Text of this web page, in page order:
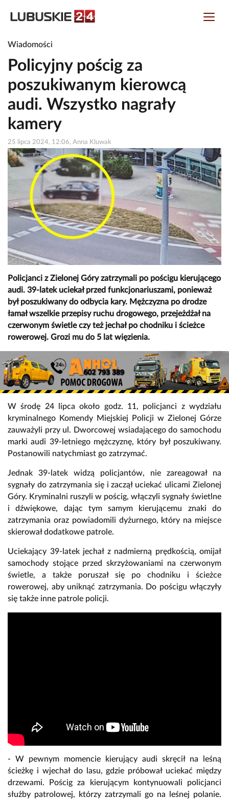
Wiadomości
Policyjny pościg za
poszukiwanym kierowcą
audi. Wszystko nagrały
kamery
25 lipca 2024, 12:06, Anna Kluwak
Policjanci z Zielonej Góry zatrzymali po pościgu kierującego
audi. 39-latek uciekał przed funkcjonariuszami, ponieważ
był poszukiwany do odbycia kary. Mężczyzna po drodze
łamał wszelkie przepisy ruchu drogowego, przejeżdżał na
czerwonym świetle czy też jechał po chodniku i ścieżce
rowerowej. Grozi mu do 5 lat więzienia.
W środę 24 lipca około godz. 11, policjanci z wydziału
kryminalnego Komendy Miejskiej Policji w Zielonej Górze
zauważyli przy ul. Dworcowej wsiadającego do samochodu
marki audi 39-letniego mężczyznę, który był poszukiwany.
Postanowili natychmiast go zatrzymać.
Jednak 39-latek widzą policjantów, nie zareagował na
sygnały do zatrzymania się i zaczął uciekać ulicami Zielonej
Góry. Kryminalni ruszyli w pościg, włączyli sygnały świetlne
i dźwiękowe, dając tym samym kierującemu znaki do
zatrzymania oraz powiadomili dyżurnego, który na miejsce
skierował dodatkowe patrole.
Uciekający 39-latek jechał z nadmierną prędkością, omijał
samochody stojące przed skrzyżowaniami na czerwonym
świetle, a także poruszał się po chodniku i ścieżce
rowerowej, aby uniknąć zatrzymania. Do pościgu włączyły
się także inne patrole policji.
- W pewnym momencie kierujący audi skręcił na leśną
ścieżkę i wjechał do lasu, gdzie próbował uciekać między
drzewami. Pościg za kierującym kontynuowali policjanci
służby patrolowej, którzy zatrzymali go na leśnej polanie.